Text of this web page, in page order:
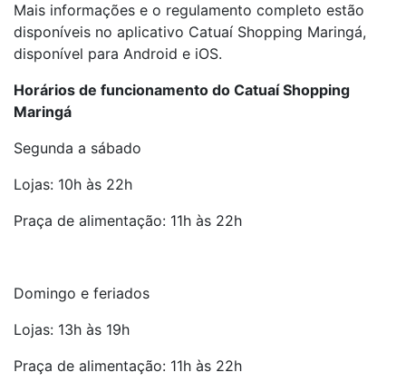
Mais informações e o regulamento completo estão
disponíveis no aplicativo Catuaí Shopping Maringá,
disponível para Android e iOS.
Horários de funcionamento do Catuaí Shopping
Maringá
Segunda a sábado
Lojas: 10h às 22h
Praça de alimentação: 11h às 22h
Domingo e feriados
Lojas: 13h às 19h
Praça de alimentação: 11h às 22h